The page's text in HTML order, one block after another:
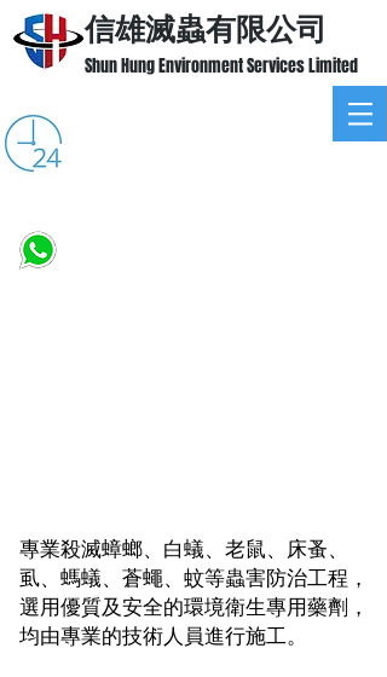
信雄滅蟲有限公司
Shun Hung Environment Services Limited
專業殺滅蟑螂、白蟻、老鼠、床蚤、
虱、螞蟻、蒼蠅、蚊等蟲害防治工程，
選用優質及安全的環境衛生專用藥劑，
均由專業的技術人員進行施工。